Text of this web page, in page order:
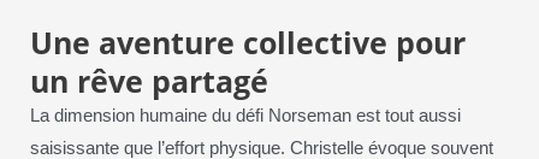
Une aventure collective pour
un rêve partagé
La dimension humaine du défi Norseman est tout aussi
saisissante que l’effort physique. Christelle évoque souvent